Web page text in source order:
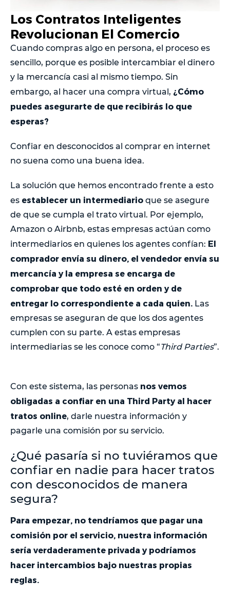
Los Contratos Inteligentes
Revolucionan El Comercio
Cuando compras algo en persona, el proceso es
sencillo, porque es posible intercambiar el dinero
y la mercancía casi al mismo tiempo. Sin
embargo, al hacer una compra virtual, ¿Cómo
puedes asegurarte de que recibirás lo que
esperas?
Confiar en desconocidos al comprar en internet
no suena como una buena idea.
La solución que hemos encontrado frente a esto
es establecer un intermediario que se asegure
de que se cumpla el trato virtual. Por ejemplo,
Amazon o Airbnb, estas empresas actúan como
intermediarios en quienes los agentes confían: El
comprador envía su dinero, el vendedor envía su
mercancía y la empresa se encarga de
comprobar que todo esté en orden y de
entregar lo correspondiente a cada quien. Las
empresas se aseguran de que los dos agentes
cumplen con su parte. A estas empresas
intermediarias se les conoce como “Third Parties”.
Con este sistema, las personas nos vemos
obligadas a confiar en una Third Party al hacer
tratos online, darle nuestra información y
pagarle una comisión por su servicio.
¿Qué pasaría si no tuviéramos que
confiar en nadie para hacer tratos
con desconocidos de manera
segura?
Para empezar, no tendríamos que pagar una
comisión por el servicio, nuestra información
sería verdaderamente privada y podríamos
hacer intercambios bajo nuestras propias
reglas.